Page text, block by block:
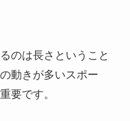
のは長さということ
動きが多いスポー
要です。